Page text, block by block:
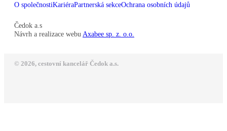
O společnostiKariéraPartnerská sekceOchrana osobních údajů
Čedok a.s
Návrh a realizace webu Axabee sp. z. o.o.
© 2026, cestovní kancelář Čedok a.s.